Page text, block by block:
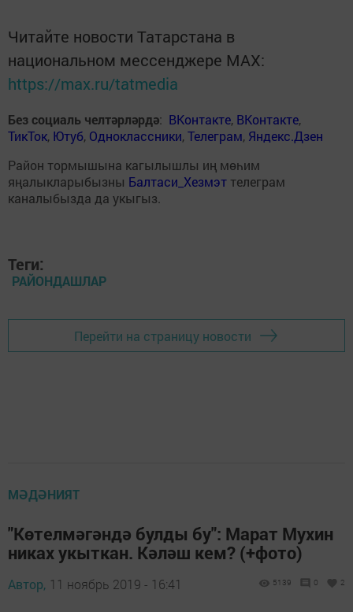
Читайте новости Татарстана в
национальном мессенджере MАХ:
https://max.ru/tatmedia
Без социаль челтәрләрдә: ВКонтакте, ВКонтакте,
ТикТок, Ютуб, Одноклассники,Телеграм, Яндекс.Дзен
Район тормышына кагылышлы иң мөһим
яңалыкларыбызны Балтаси_Хезмэт телеграм
каналыбызда да укыгыз.
Теги:
РАЙОНДАШЛАР
Перейти на страницу новости
МӘДӘНИЯТ
"Көтелмәгәндә булды бу": Марат Мухин
никах укыткан. Кәләш кем? (+фото)
Автор, 11 ноябрь 2019 - 16:41 5139 0 2